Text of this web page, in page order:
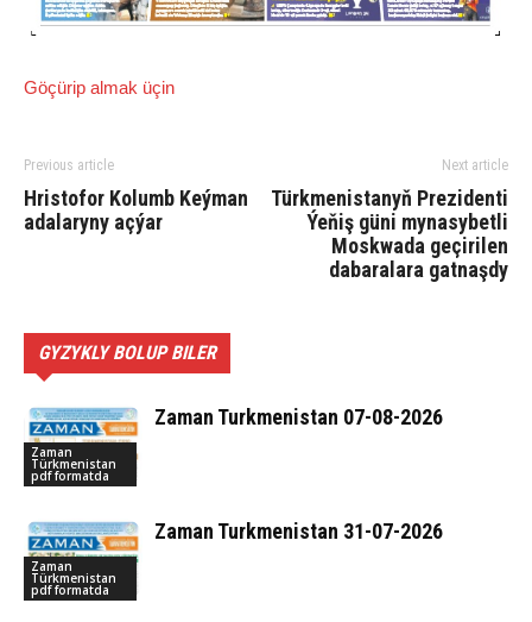
Göçürip almak üçin
Previous article
Hris­to­for Ko­lumb Keý­man
ada­la­ryny açýar
Next article
Türkmenistanyň Prezidenti
Ýeňiş güni mynasybetli
Moskwada geçirilen
dabaralara gatnaşdy
GYZYKLY BOLUP BILER
Zaman
Türkmenistan
pdf formatda
Zaman Turkmenistan 07-08-2026
Zaman
Türkmenistan
pdf formatda
Zaman Turkmenistan 31-07-2026